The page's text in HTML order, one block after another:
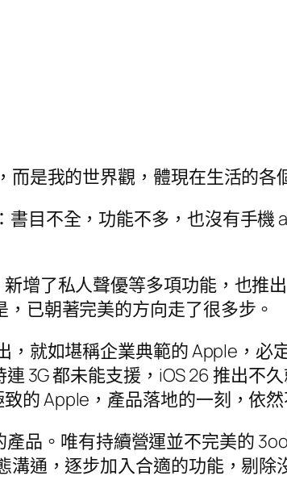
是我的世界觀，體現在生活的各
目不全，功能不多，也沒有手機
增了私人聲優等多項功能，也推
已朝著完美的方向走了很多步。
就如堪稱企業典範的 Apple，必
3G 都未能支援，iOS 26 推出不久
的 Apple，產品落地的一刻，依然
品。唯有持續營運並不完美的
通，逐步加入合適的功能，剔除